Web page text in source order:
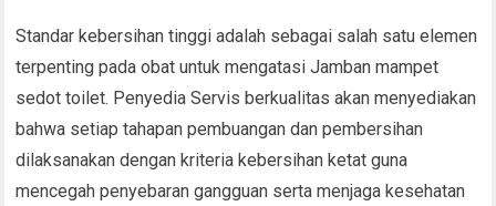
Standar kebersihan tinggi adalah sebagai salah satu elemen
terpenting pada obat untuk mengatasi Jamban mampet
sedot toilet. Penyedia Servis berkualitas akan menyediakan
bahwa setiap tahapan pembuangan dan pembersihan
dilaksanakan dengan kriteria kebersihan ketat guna
mencegah penyebaran gangguan serta menjaga kesehatan